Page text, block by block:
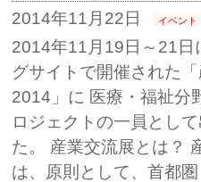
2014年11月22日 イベント
2014年11月19日～21日
グサイトで開催された
2014」に 医療・福祉分
ロジェクトの一員とし
た。 産業交流展とは？
は、原則として、首都圏